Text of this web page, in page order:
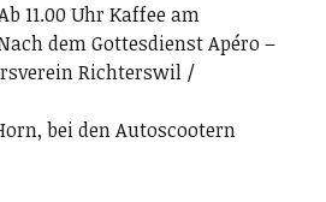
11.00 Uhr Kaffee am
dem Gottesdienst Apéro –
Richterswil /
bei den Autoscootern